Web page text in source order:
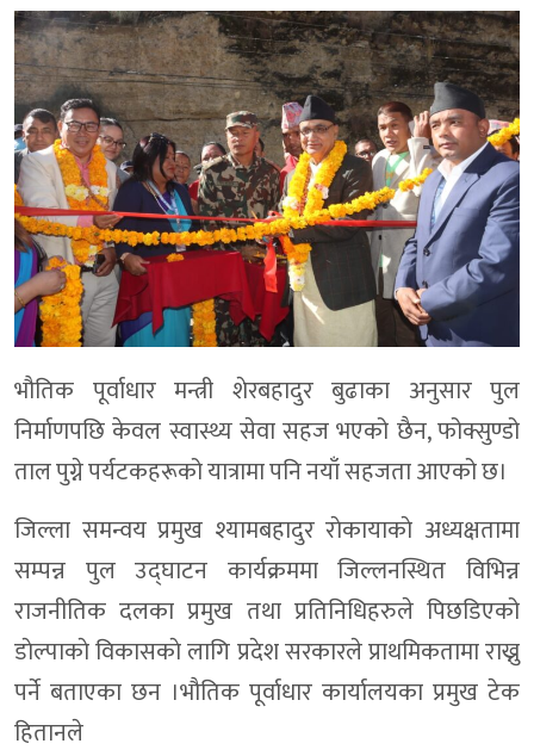
भौतिक पूर्वाधार मन्त्री शेरबहादुर बुढाका अनुसार पुल
निर्माणपछि केवल स्वास्थ्य सेवा सहज भएको छैन, फोक्सुण्डो
ताल पुग्ने पर्यटकहरूको यात्रामा पनि नयाँ सहजता आएको छ।
जिल्ला समन्वय प्रमुख श्यामबहादुर राेकायाकाे अध्यक्षतामा
सम्पन्न पुल उद्घाटन कार्यक्रममा जिल्लनस्थित विभिन्न
राजनीतिक दलका प्रमुख तथा प्रतिनिधिहरुले पिछडिएको
डाेल्पाकाे विकासकाे लागि प्रदेश सरकारले प्राथमिकतामा राख्नु
पर्ने बताएका छन ।भौतिक पूर्वाधार कार्यालयका प्रमुख टेक
हितानले